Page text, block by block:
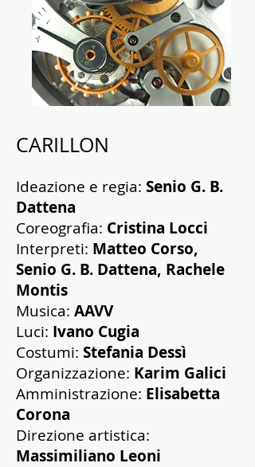
CARILLON
Ideazione e regia: Senio G. B.
Dattena
Coreografia: Cristina Locci
Interpreti: Matteo Corso,
Senio G. B. Dattena, Rachele
Montis
Musica: AAVV
Luci: Ivano Cugia
Costumi: Stefania Dessì
Organizzazione: Karim Galici
Amministrazione: Elisabetta
Corona
Direzione artistica:
Massimiliano Leoni